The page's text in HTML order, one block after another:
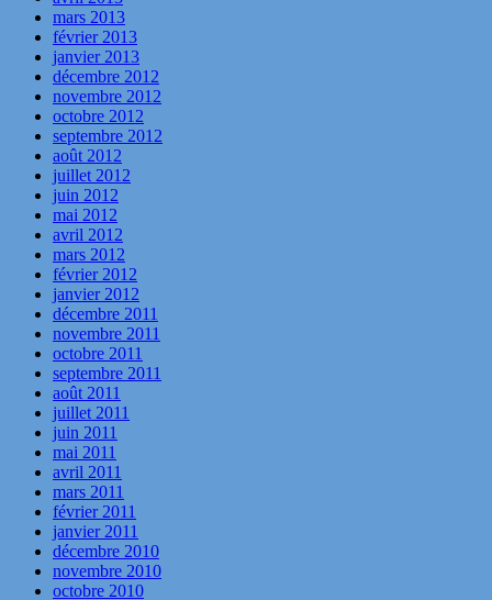
mars 2013
février 2013
janvier 2013
décembre 2012
novembre 2012
octobre 2012
septembre 2012
août 2012
juillet 2012
juin 2012
mai 2012
avril 2012
mars 2012
février 2012
janvier 2012
décembre 2011
novembre 2011
octobre 2011
septembre 2011
août 2011
juillet 2011
juin 2011
mai 2011
avril 2011
mars 2011
février 2011
janvier 2011
décembre 2010
novembre 2010
octobre 2010